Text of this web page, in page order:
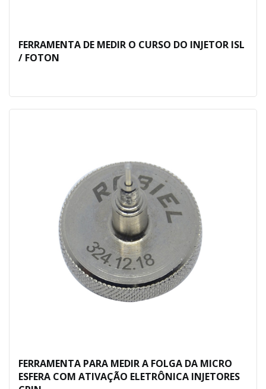
FERRAMENTA DE MEDIR O CURSO DO INJETOR ISL
/ FOTON
FERRAMENTA PARA MEDIR A FOLGA DA MICRO
ESFERA COM ATIVAÇÃO ELETRÔNICA INJETORES